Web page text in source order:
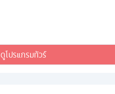
ดูโปรแกรมทัวร์